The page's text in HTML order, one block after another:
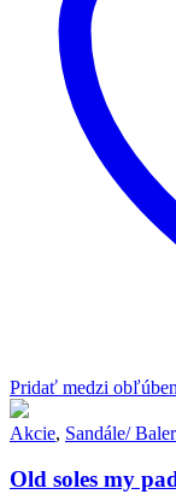
Pridať medzi
Akcie, Sandále/
Old soles my